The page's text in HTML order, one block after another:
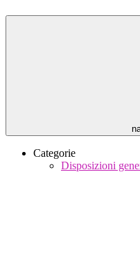
Categorie
Disposizioni